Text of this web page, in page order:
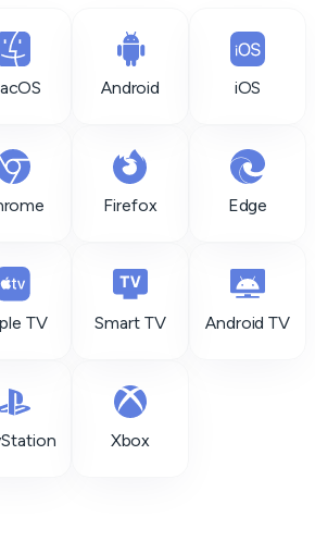
Android iOS
Firefox Edge
TV Smart TV Android TV
Xbox